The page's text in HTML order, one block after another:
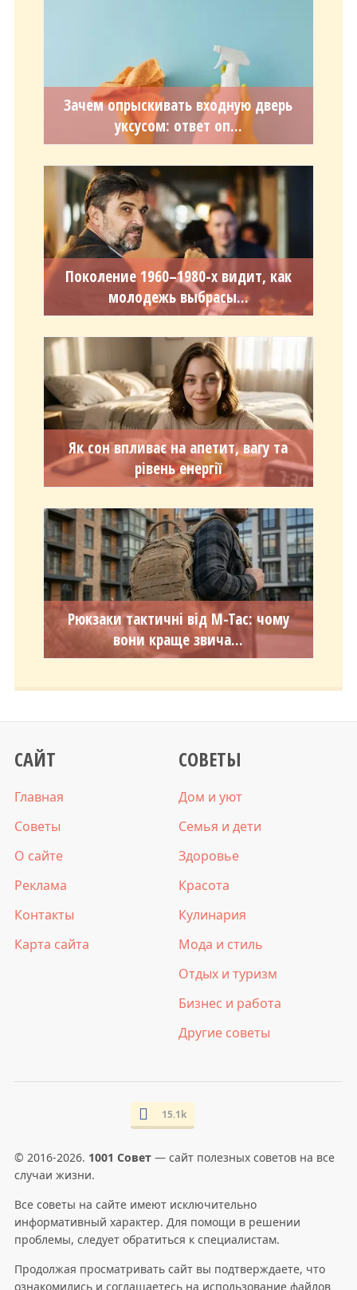
Зачем опрыскивать входную дверь
уксусом: ответ оп...
Поколение 1960–1980-х видит, как
молодежь выбрасы...
Як сон впливає на апетит, вагу та
рівень енергії
Рюкзаки тактичні від M-Tac: чому
вони краще звича...
САЙТ
Главная
Советы
О сайте
Реклама
Контакты
Карта сайта
СОВЕТЫ
Дом и уют
Семья и дети
Здоровье
Красота
Кулинария
Мода и стиль
Отдых и туризм
Бизнес и работа
Другие советы
15.1k
© 2016-2026. 1001 Совет— сайт полезных советов на все
случаи жизни.
Все советы на сайте имеют исключительно
информативный характер. Для помощи в решении
проблемы, следует обратиться к специалистам.
Продолжая просматривать сайт вы подтверждаете, что
ознакомились и соглашаетесь на использование файлов